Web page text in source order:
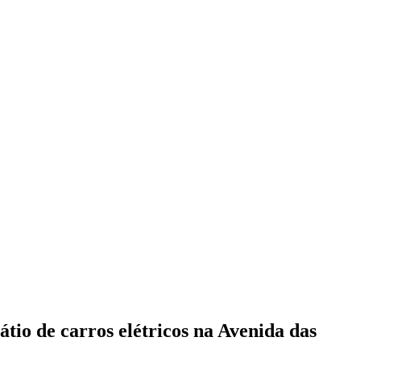
de carros elétricos na Avenida das